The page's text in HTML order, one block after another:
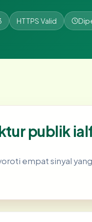
HTTPS Valid
publik
empat sinyal